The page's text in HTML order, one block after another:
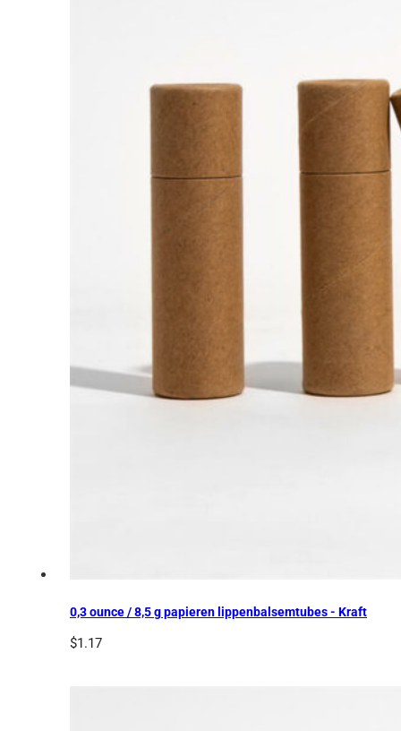
0,3 ounce / 8,5 g papieren lippenbalsemtubes - Kraft
$1.17